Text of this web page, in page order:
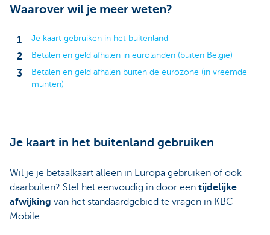
Waarover wil je meer weten?
Je kaart gebruiken in het buitenland
Betalen en geld afhalen in eurolanden (buiten België)
Betalen en geld afhalen buiten de eurozone (in vreemde
munten)
Je kaart in het buitenland gebruiken
Wil je je betaalkaart alleen in Europa gebruiken of ook
daarbuiten? Stel het eenvoudig in door een tijdelijke
afwijking van het standaardgebied te vragen in KBC
Mobile.